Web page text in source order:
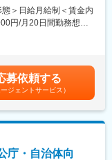
アウォールの設計・
構築・運用
エスカレーション）
様と直接対話し、要件
ることができます。
トワーク、サーバ、仮
ではなく“設計するエン
ポジションです。
＞日給月給制＜賃金内
円/月20日間勤務想定
募依頼する
ージェントサービス）
庁・自治体向